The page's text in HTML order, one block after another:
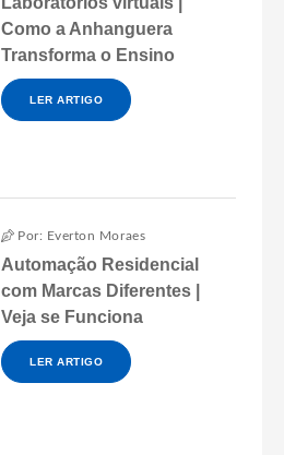
Como a Anhanguera
Transforma o Ensino
LER ARTIGO
Por: Everton Moraes
Automação Residencial
com Marcas Diferentes |
Veja se Funciona
LER ARTIGO